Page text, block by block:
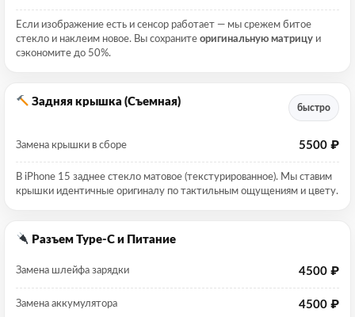
Если изображение есть и сенсор работает — мы срежем битое
стекло и наклеим новое. Вы сохраните оригинальную матрицу и
сэкономите до 50%.
Задняя крышка (Съемная)
быстро
Замена крышки в сборе 5500 ₽
В iPhone 15 заднее стекло матовое (текстурированное). Мы ставим
крышки идентичные оригиналу по тактильным ощущениям и цвету.
Разъем Type-C и Питание
Замена шлейфа зарядки 4500 ₽
Замена аккумулятора 4500 ₽